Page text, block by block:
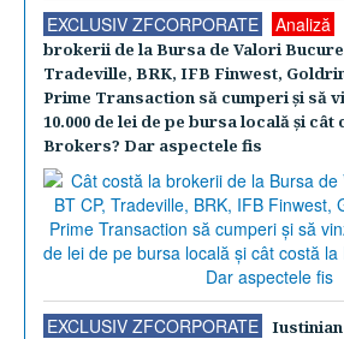
EXCLUSIV ZFCORPORATE Analiză
brokerii de la Bursa de Valori
Tradeville, BRK, IFB Finwest,
Prime Transaction să cumperi şi să
10.000 de lei de pe bursa locală şi
Brokers? Dar aspectele fis
EXCLUSIV ZFCORPORATE